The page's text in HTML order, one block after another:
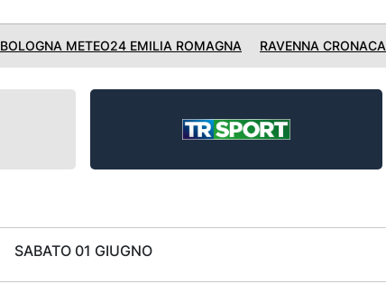
BOLOGNA METEO24 EMILIA ROMAGNA RAVENNA CRONACA
SABATO 01 GIUGNO